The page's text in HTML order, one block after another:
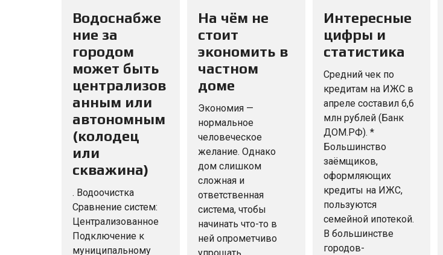
Водоснабже
ние за
городом
может быть
централизов
анным или
автономным
(колодец
или
скважина)
. Водоочистка
Сравнение систем:
Централизованное
Подключение к
муниципальному
На чём не
стоит
экономить в
частном
доме
Экономия —
нормальное
человеческое
желание. Однако
дом слишком
сложная и
ответственная
система, чтобы
начинать что-то в
ней опрометчиво
Интересные
цифры и
статистика
Средний чек по
кредитам на ИЖС в
апреле составил 6,6
млн рублей (Банк
ДОМ.РФ). *
Большинство
заёмщиков,
оформляющих
кредиты на ИЖС,
пользуются
семейной ипотекой.
В большинстве
городов-